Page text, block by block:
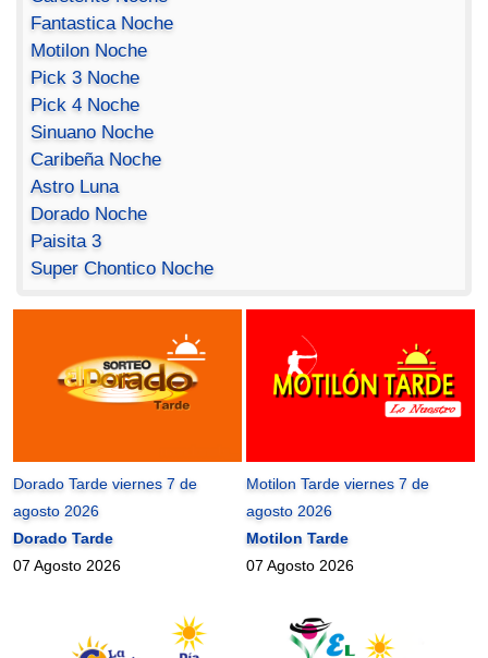
Fantastica Noche
Motilon Noche
Pick 3 Noche
Pick 4 Noche
Sinuano Noche
Caribeña Noche
Astro Luna
Dorado Noche
Paisita 3
Super Chontico Noche
Dorado Tarde viernes 7 de
agosto 2026
Dorado Tarde
07 Agosto 2026
Motilon Tarde viernes 7 de
agosto 2026
Motilon Tarde
07 Agosto 2026